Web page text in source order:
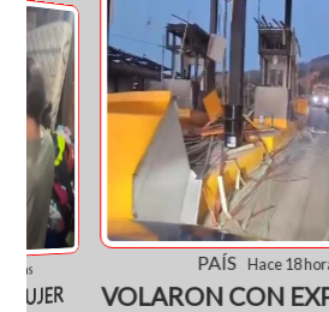
PAÍS Hace 18 horas
VOLARON CON